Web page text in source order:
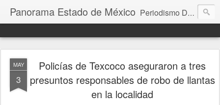
Panorama Estado de México Periodismo Digital
MAY
3
Policías de Texcoco aseguraron a tres
presuntos responsables de robo de llantas
en la localidad